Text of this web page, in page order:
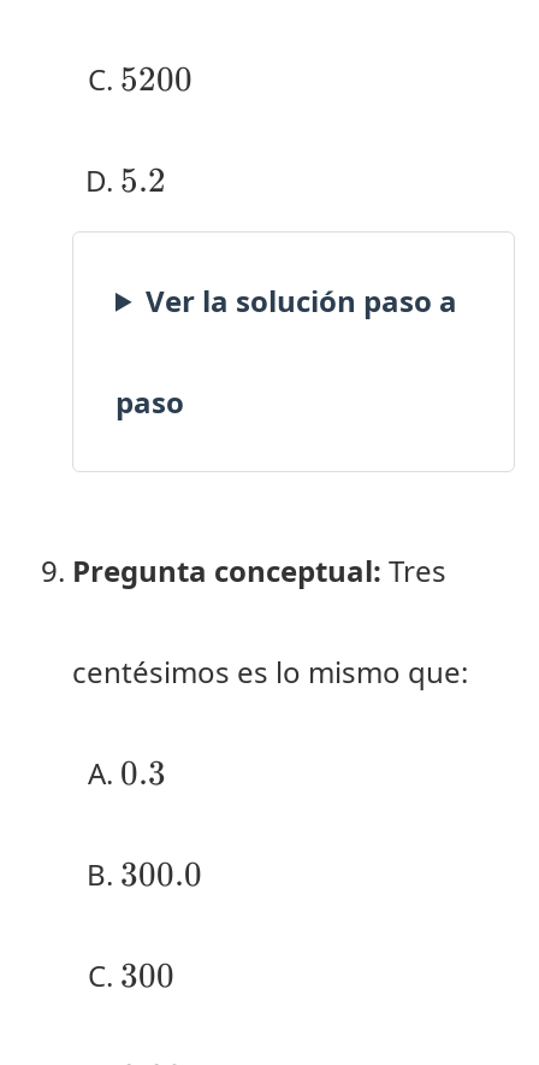
5200
5.2
Ver la solución paso a
paso
Pregunta conceptual: Tres
centésimos es lo mismo que:
0.3
300.0
300